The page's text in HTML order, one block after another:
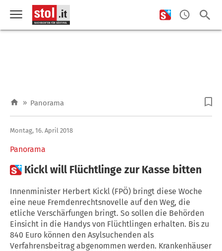
» Panorama
Panorama
Montag, 16. April 2018
 Kickl will Flüchtlinge zur Kasse bitten
Innenminister Herbert Kickl (FPÖ) bringt diese Woche
eine neue Fremdenrechtsnovelle auf den Weg, die
etliche Verschärfungen bringt. So sollen die Behörden
Einsicht in die Handys von Flüchtlingen erhalten. Bis zu
840 Euro können den Asylsuchenden als
Verfahrensbeitrag abgenommen werden. Krankenhäuser